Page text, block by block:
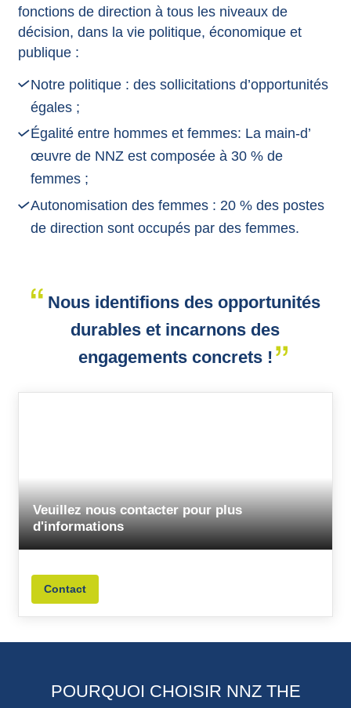
fonctions de direction à tous les niveaux de
décision, dans la vie politique, économique et
publique :
Notre politique : des sollicitations d’opportunités
égales ;
Égalité entre hommes et femmes: La main-d’
œuvre de NNZ est composée à 30 % de
femmes ;
Autonomisation des femmes : 20 % des postes
de direction sont occupés par des femmes.
Nous identifions des opportunités
durables et incarnons des
engagements concrets !
Veuillez nous contacter pour plus
d'informations
Contact
POURQUOI CHOISIR NNZ THE